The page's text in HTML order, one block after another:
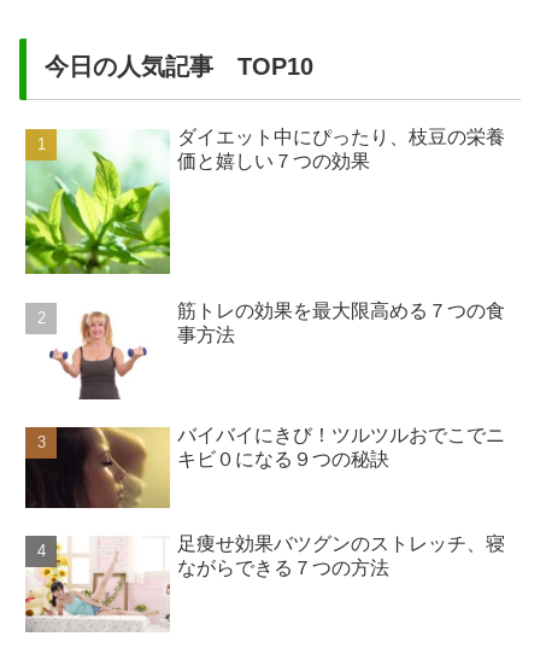
今日の人気記事 TOP10
ダイエット中にぴったり、枝豆の栄養
価と嬉しい７つの効果
筋トレの効果を最大限高める７つの食
事方法
バイバイにきび！ツルツルおでこでニ
キビ０になる９つの秘訣
足痩せ効果バツグンのストレッチ、寝
ながらできる７つの方法